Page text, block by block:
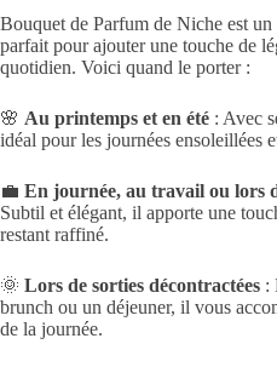
Bouquet de Parfum de Niche est
parfait pour ajouter une touche de
quotidien. Voici quand le porter :
🌸 Au printemps et en été : Avec
idéal pour les journées ensoleillées
💼 En journée, au travail ou lors
Subtil et élégant, il apporte une
restant raffiné.
🌞 Lors de sorties décontractées :
brunch ou un déjeuner, il vous
de la journée.